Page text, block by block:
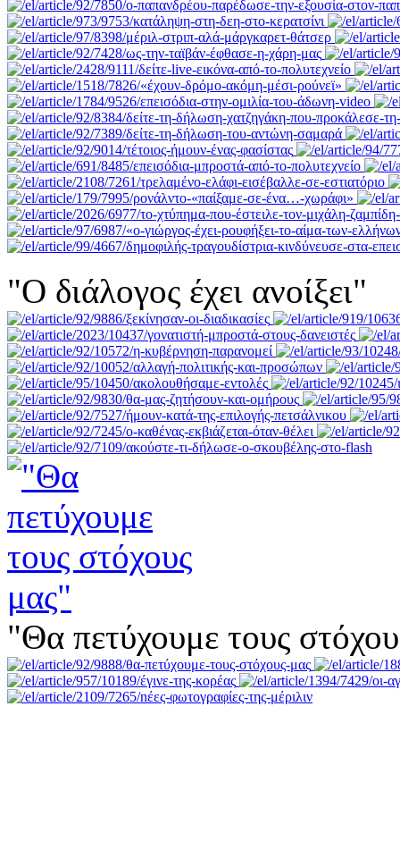
"Ο διάλογος έχει ανοίξει"
"Θα πετύχουμε τους